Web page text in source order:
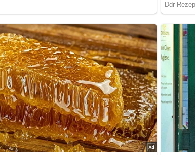
tolles DDR-Quiz?Was weißt du noch alles über
Minuten):Den Weißkohl fein hobeln und in eine
Kohl weich wird und Saft zieht.
Gemahlenen Kümmel, Pfeffer, fein gehackte